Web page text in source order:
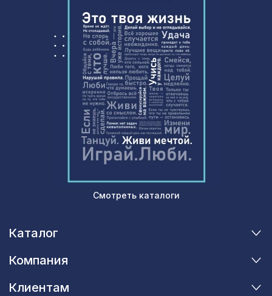
Смотреть каталоги
Каталог
Компания
Клиентам